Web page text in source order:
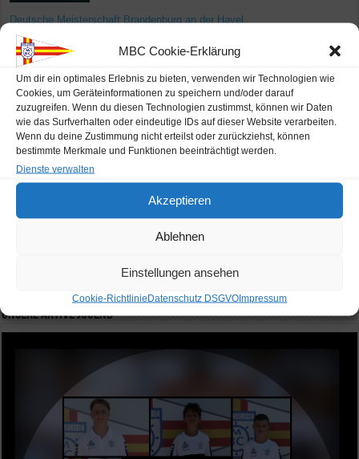
MBC Cookie-Erklärung
Um dir ein optimales Erlebnis zu bieten, verwenden wir Technologien wie
Cookies, um Geräteinformationen zu speichern und/oder darauf
zuzugreifen. Wenn du diesen Technologien zustimmst, können wir Daten
wie das Surfverhalten oder eindeutige IDs auf dieser Website verarbeiten.
Wenn du deine Zustimmung nicht erteilst oder zurückziehst, können
bestimmte Merkmale und Funktionen beeinträchtigt werden.
Dienste verwalten
Akzeptieren
Ablehnen
Einstellungen ansehen
Cookie-RichtlinieDatenschutz DSGVOImpressum
Deutsche Meisterschaft Brandenburg an der Havel
Wetter
22C
Karlsruhe
Klarer Himmel
humidity: 64%
H 22 • L 22
C 28 C C
Unsere aktive Jugend